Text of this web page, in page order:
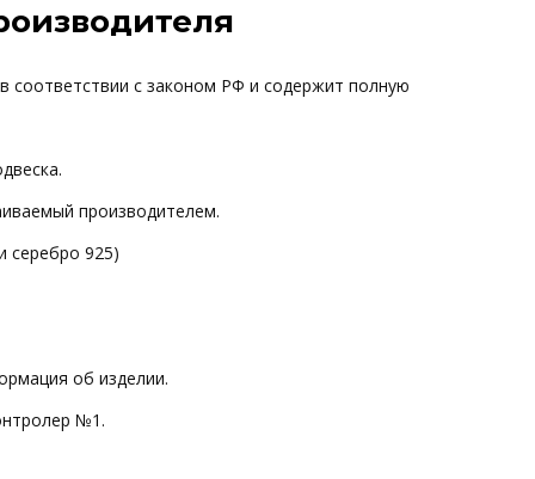
соответствии с законом РФ и содержит полную
производителем.
серебро 925)
об изделии.
№1.